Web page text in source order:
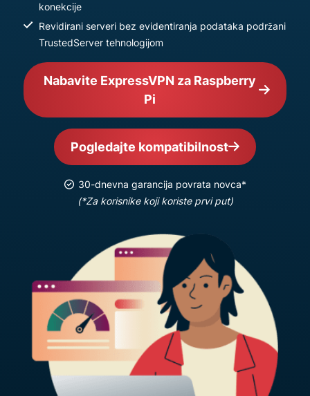
konekcije
Revidirani serveri bez evidentiranja podataka podržani
TrustedServer tehnologijom
Nabavite ExpressVPN za Raspberry
Pi
Pogledajte kompatibilnost
30-dnevna garancija povrata novca*
(*Za korisnike koji koriste prvi put)